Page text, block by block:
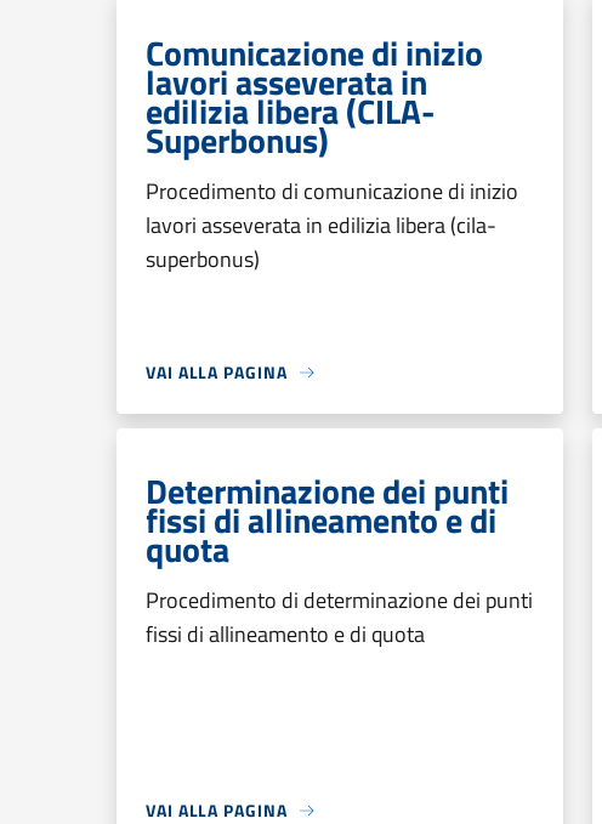
Comunicazione di inizio
lavori asseverata in
edilizia libera (CILA-
Superbonus)
Procedimento di comunicazione di inizio
lavori asseverata in edilizia libera (cila-
superbonus)
VAI ALLA PAGINA
Determinazione dei punti
fissi di allineamento e di
quota
Procedimento di determinazione dei punti
fissi di allineamento e di quota
VAI ALLA PAGINA